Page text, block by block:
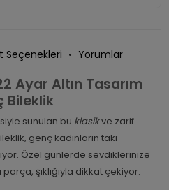
Seçenekleri Yorumlar
Ayar Altın Tasarım
Bileklik
sunulan bu klasikve zarif
genç kadınların takı
Özel günlerde sevdiklerinize
şıklığıyla dikkat çekiyor.